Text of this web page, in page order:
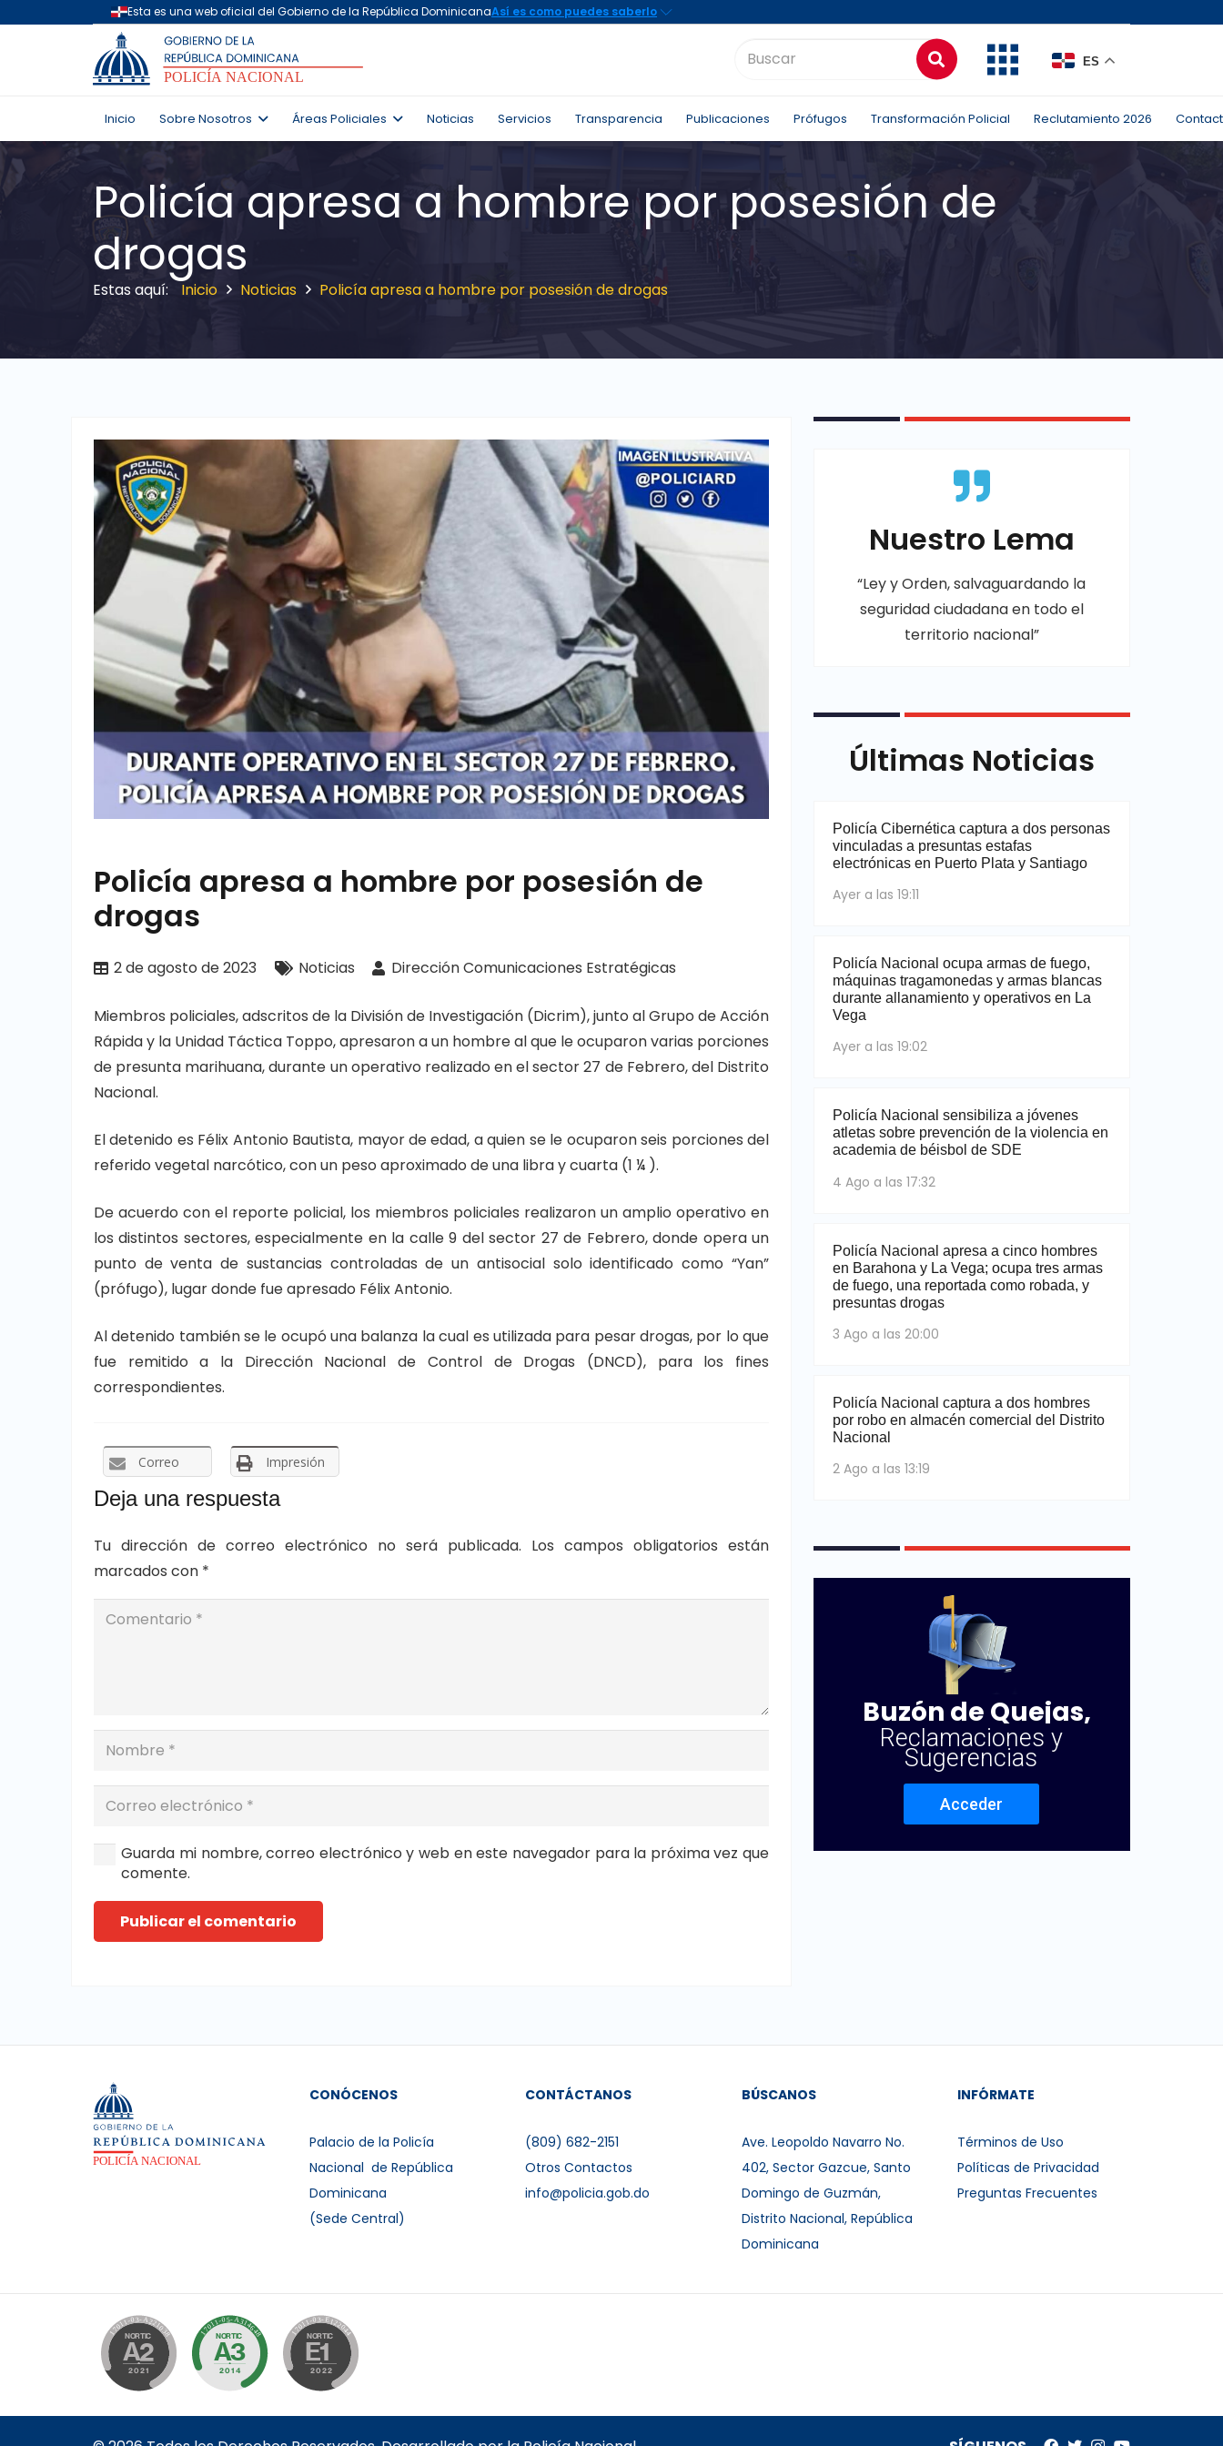
ES
Inicio Sobre Nosotros Áreas Policiales Noticias Servicios Transparencia Publicaciones Prófugos Transformación Policial Reclutamiento 2026
Policía apresa a hombre por posesión de
drogas
Inicio Noticias Policía apresa a hombre por posesión de drogas
Policía apresa a hombre por posesión de
drogas
2 de agosto de 2023 Noticias Dirección Comunicaciones Estratégicas
Miembros policiales, adscritos de la División de Investigación (Dicrim), junto al Grupo de Acción
Rápida y la Unidad Táctica Toppo, apresaron a un hombre al que le ocuparon varias porciones
de presunta marihuana, durante un operativo realizado en el sector 27 de Febrero, del Distrito
Nacional.
El detenido es Félix Antonio Bautista, mayor de edad, a quien se le ocuparon seis porciones del
referido vegetal narcótico, con un peso aproximado de una libra y cuarta (1 ¼ ).
De acuerdo con el reporte policial, los miembros policiales realizaron un amplio operativo en
los distintos sectores, especialmente en la calle 9 del sector 27 de Febrero, donde opera un
punto de venta de sustancias controladas de un antisocial solo identificado como “Yan”
(prófugo), lugar donde fue apresado Félix Antonio.
Al detenido también se le ocupó una balanza la cual es utilizada para pesar drogas, por lo que
fue remitido a la Dirección Nacional de Control de Drogas (DNCD), para los fines
correspondientes.
Correo Impresión
Deja una respuesta
Tu dirección de correo electrónico no será publicada. Los campos obligatorios están
marcados con *
Guarda mi nombre, correo electrónico y web en este navegador para la próxima vez que
comente.
Publicar el comentario
Nuestro Lema
“Ley y Orden, salvaguardando la
seguridad ciudadana en todo el
territorio nacional”
Últimas Noticias
Policía Cibernética captura a dos personas
vinculadas a presuntas estafas
electrónicas en Puerto Plata y Santiago
Ayer a las 19:11
Policía Nacional ocupa armas de fuego,
máquinas tragamonedas y armas blancas
durante allanamiento y operativos en La
Vega
Ayer a las 19:02
Policía Nacional sensibiliza a jóvenes
atletas sobre prevención de la violencia en
academia de béisbol de SDE
4 Ago a las 17:32
Policía Nacional apresa a cinco hombres
en Barahona y La Vega; ocupa tres armas
de fuego, una reportada como robada, y
presuntas drogas
3 Ago a las 20:00
Policía Nacional captura a dos hombres
por robo en almacén comercial del Distrito
Nacional
2 Ago a las 13:19
Buzón de Quejas,
Reclamaciones y
Sugerencias
Acceder
CONÓCENOS
Palacio de la Policía
Nacional de República
Dominicana
(Sede Central)
CONTÁCTANOS
(809) 682-2151
Otros Contactos
info@policia.gob.do
BÚSCANOS
Ave. Leopoldo Navarro No.
402, Sector Gazcue, Santo
Domingo de Guzmán,
Distrito Nacional, República
Dominicana
INFÓRMATE
Términos de Uso
Políticas de Privacidad
Preguntas Frecuentes